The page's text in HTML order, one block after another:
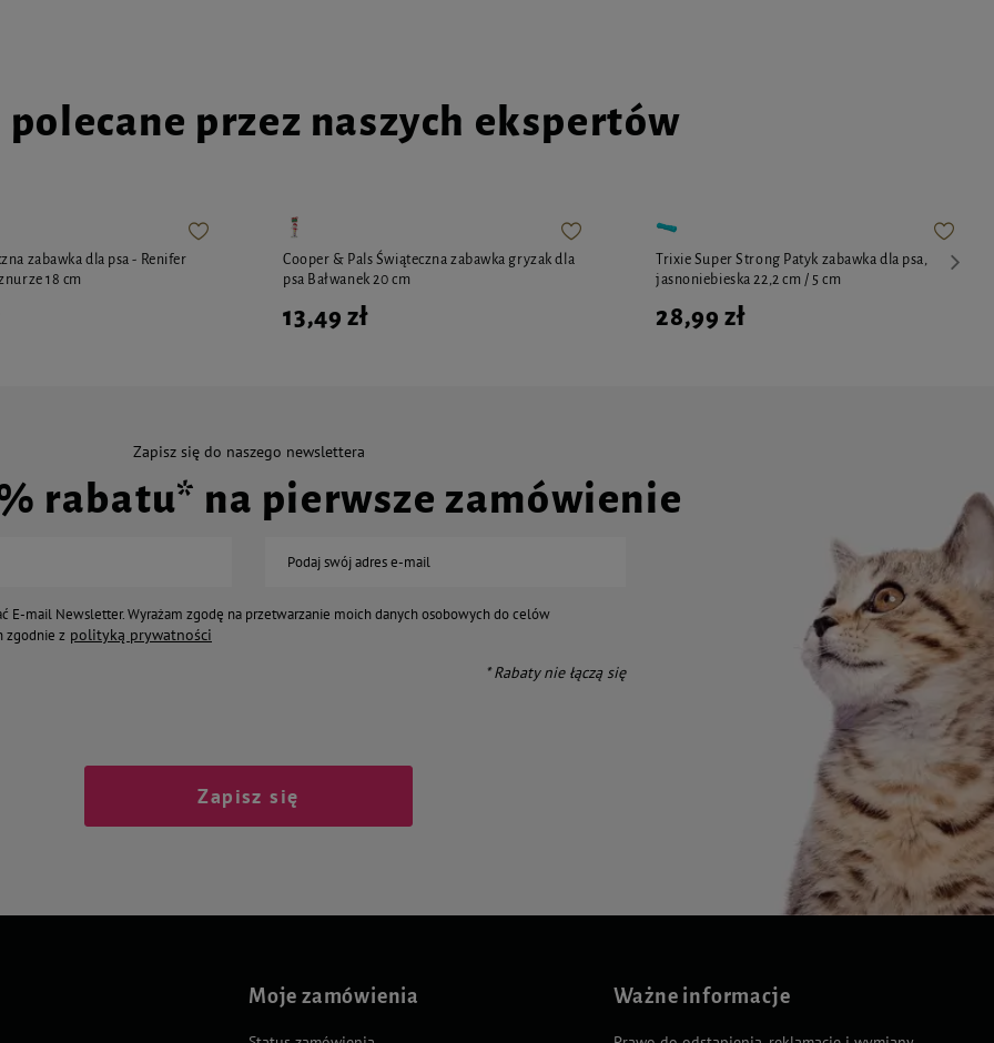
przez naszych ekspertów
zabawka dla psa - Renifer
18 cm
Cooper & Pals Świąteczna zabawka gryzak dla
psa Bałwanek 20 cm
13,49 zł
Trixie Super Strong Patyk zabawka dla psa,
jasnoniebieska 22,2 cm / 5 cm
28,99 zł
Zapisz się do naszego newslettera
rabatu* na pierwsze zamówienie
Podaj swój adres e-mail
E-mail Newsletter. Wyrażam zgodę na przetwarzanie moich danych osobowych do celów
zgodnie z polityką prywatności
* Rabaty nie łączą się
Zapisz się
Moje zamówienia Ważne informacje